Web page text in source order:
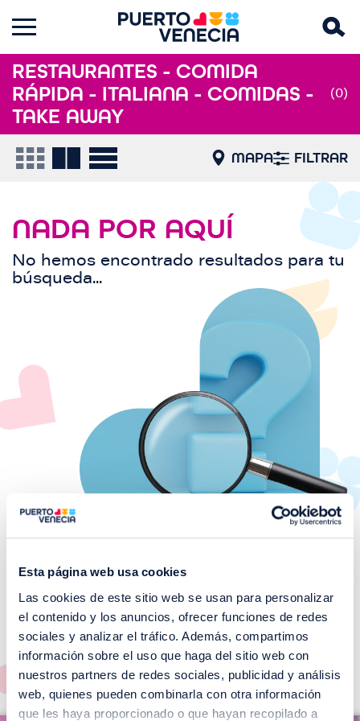
Esta página web usa cookies
Las cookies de este sitio web se usan para personalizar
el contenido y los anuncios, ofrecer funciones de redes
sociales y analizar el tráfico. Además, compartimos
información sobre el uso que haga del sitio web con
nuestros partners de redes sociales, publicidad y análisis
web, quienes pueden combinarla con otra información
que les haya proporcionado o que hayan recopilado a
RESTAURANTES - COMIDA
RÁPIDA - ITALIANA - COMIDAS -
TAKE AWAY
(0)
MAPA FILTRAR
NADA POR AQUÍ
No hemos encontrado resultados para tu
búsqueda...
¡No te pierdas nuestros
EVENTOS!
Ver todos >